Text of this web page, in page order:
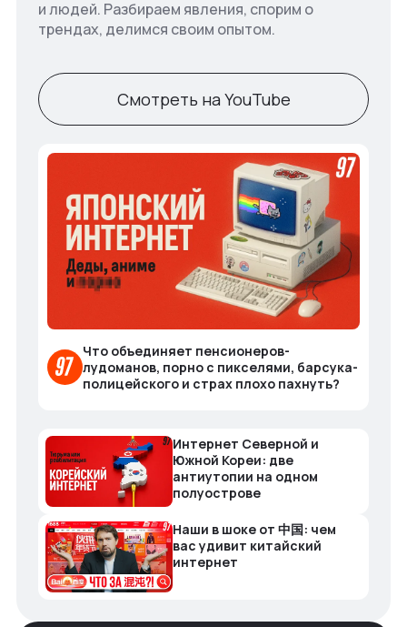
и людей. Разбираем явления, спорим о
трендах, делимся своим опытом.
Смотреть на YouTube
Что объединяет пенсионеров-
лудоманов, порно с пикселями, барсука-
полицейского и страх плохо пахнуть?
Интернет Северной и
Южной Кореи: две
антиутопии на одном
полуострове
Наши в шоке от 中国: чем
вас удивит китайский
интернет